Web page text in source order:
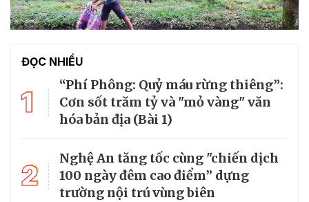
ĐỌC NHIỀU
1
“Phí Phông: Quỷ máu rừng thiêng”:
Cơn sốt trăm tỷ và "mỏ vàng" văn
hóa bản địa (Bài 1)
2
Nghệ An tăng tốc cùng "chiến dịch
100 ngày đêm cao điểm” dựng
trường nội trú vùng biên